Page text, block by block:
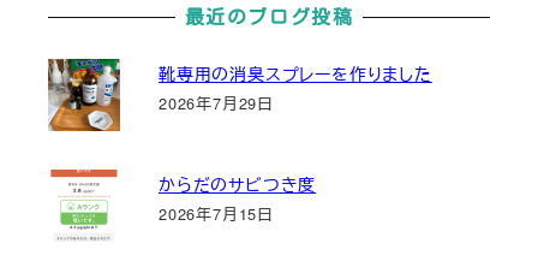
最近のブログ投稿
靴専用の消臭スプレーを作りました
2026年7月29日
からだのサビつき度
2026年7月15日